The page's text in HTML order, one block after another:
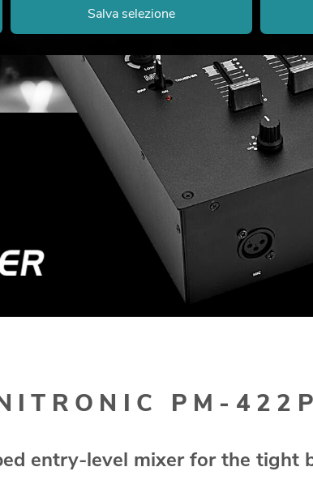
PM-422P
entry-level mixer for the tight
Salva selezione